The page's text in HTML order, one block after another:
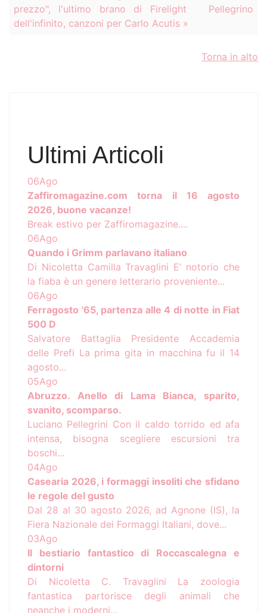
prezzo", l'ultimo brano di Firelight
Pellegrino
dell'infinito, canzoni per Carlo Acutis »
Torna in alto
Ultimi Articoli
06Ago
Zaffiromagazine.com torna il 16 agosto
2026, buone vacanze!
Break estivo per Zaffiromagazine....
06Ago
Quando i Grimm parlavano italiano
Di Nicoletta Camilla Travaglini E’ notorio che
la fiaba è un genere letterario proveniente...
06Ago
Ferragosto '65, partenza alle 4 di notte in Fiat
500 D
Salvatore Battaglia Presidente Accademia
delle Prefi La prima gita in macchina fu il 14
agosto...
05Ago
Abruzzo. Anello di Lama Bianca, sparito,
svanito, scomparso.
Luciano Pellegrini Con il caldo torrido ed afa
intensa, bisogna scegliere escursioni tra
boschi...
04Ago
Casearia 2026, i formaggi insoliti che sfidano
le regole del gusto
Dal 28 al 30 agosto 2026, ad Agnone (IS), la
Fiera Nazionale dei Formaggi Italiani, dove...
03Ago
Il bestiario fantastico di Roccascalegna e
dintorni
Di Nicoletta C. Travaglini La zoologia
fantastica partorisce degli animali che
neanche i moderni...